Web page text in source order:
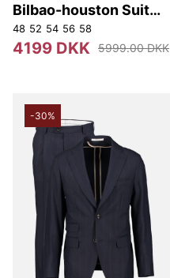
Bilbao-houston Suit
Slim
48 52 54 56 58
4199 DKK 5999.00 DKK
-30%